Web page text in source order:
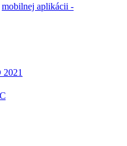
mobilnej aplikácii -